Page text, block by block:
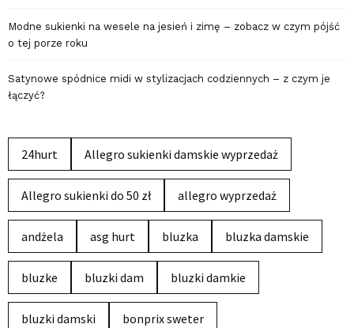
Modne sukienki na wesele na jesień i zimę – zobacz w czym pójść
o tej porze roku
Satynowe spódnice midi w stylizacjach codziennych – z czym je
łączyć?
24hurt Allegro sukienki damskie wyprzedaż
Allegro sukienki do 50 zł allegro wyprzedaż
andżela asg hurt bluzka bluzka damskie
bluzke bluzki dam bluzki damkie
bluzki damski bonprix sweter